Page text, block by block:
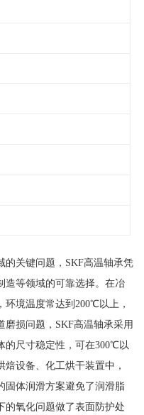
的关键问题，SKF高温轴承凭
造等领域的可靠选择。在冶
境温度常达到200℃以上，
损问题，SKF高温轴承采用
的尺寸稳定性，可在300℃以
设备、化工烘干装置中，
固体润滑方案避免了润滑脂
的氧化问题做了表面防护处